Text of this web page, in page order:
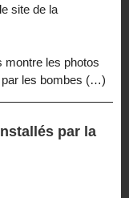
site de la
montre les photos
par les bombes (…)
par la